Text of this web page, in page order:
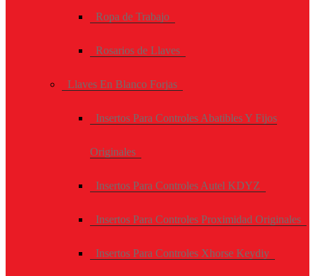
Ropa de Trabajo
Rosarios de Llaves
Llaves En Blanco Forjas
Insertos Para Controles Abatibles Y Fijos
Originales
Insertos Para Controles Autel KDYZ
Insertos Para Controles Proximidad Originales
Insertos Para Controles Xhorse Keydiy